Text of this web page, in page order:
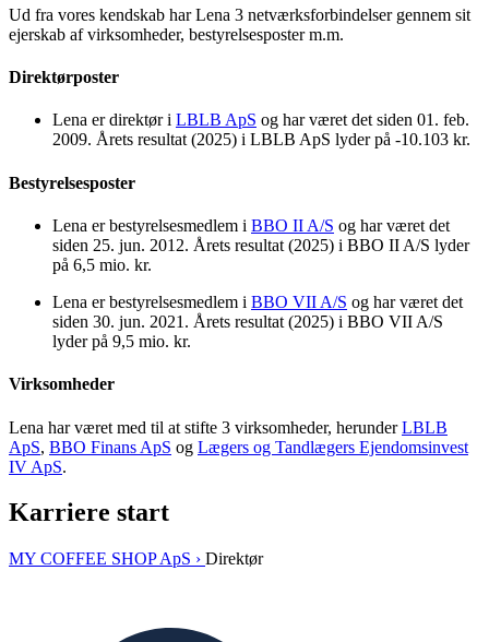
Ud fra vores kendskab har Lena 3 netværksforbindelser gennem sit
ejerskab af virksomheder, bestyrelsesposter m.m.
Direktørposter
Lena er direktør i LBLB ApS og har været det siden 01. feb.
2009. Årets resultat (2025) i LBLB ApS lyder på -10.103 kr.
Bestyrelsesposter
Lena er bestyrelsesmedlem i BBO II A/S og har været det
siden 25. jun. 2012. Årets resultat (2025) i BBO II A/S lyder
på 6,5 mio. kr.
Lena er bestyrelsesmedlem i BBO VII A/S og har været det
siden 30. jun. 2021. Årets resultat (2025) i BBO VII A/S
lyder på 9,5 mio. kr.
Virksomheder
Lena har været med til at stifte 3 virksomheder, herunderLBLB
ApS, BBO Finans ApS og Lægers og Tandlægers Ejendomsinvest
IV ApS.
Karriere start
MY COFFEE SHOP ApS › Direktør